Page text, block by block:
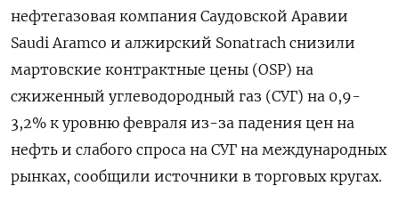
нефтегазовая компания Саудовской Аравии
Saudi Aramco и алжирский Sonatrach снизили
мартовские контрактные цены (OSP) на
сжиженный углеводородный газ (СУГ) на 0,9-
3,2% к уровню февраля из-за падения цен на
нефть и слабого спроса на СУГ на международных
рынках, сообщили источники в торговых кругах.